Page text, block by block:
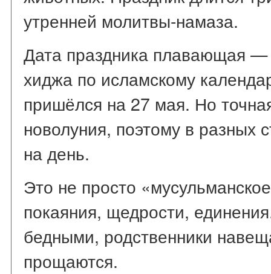
утренней молитвы-намаза.
Дата праздника плавающая
хиджа по исламскому
пришёлся на 27 мая. Но
новолуния, поэтому в разных
на день.
Это не просто
покаяния, щедрости,
бедными, родственники
прощаются.